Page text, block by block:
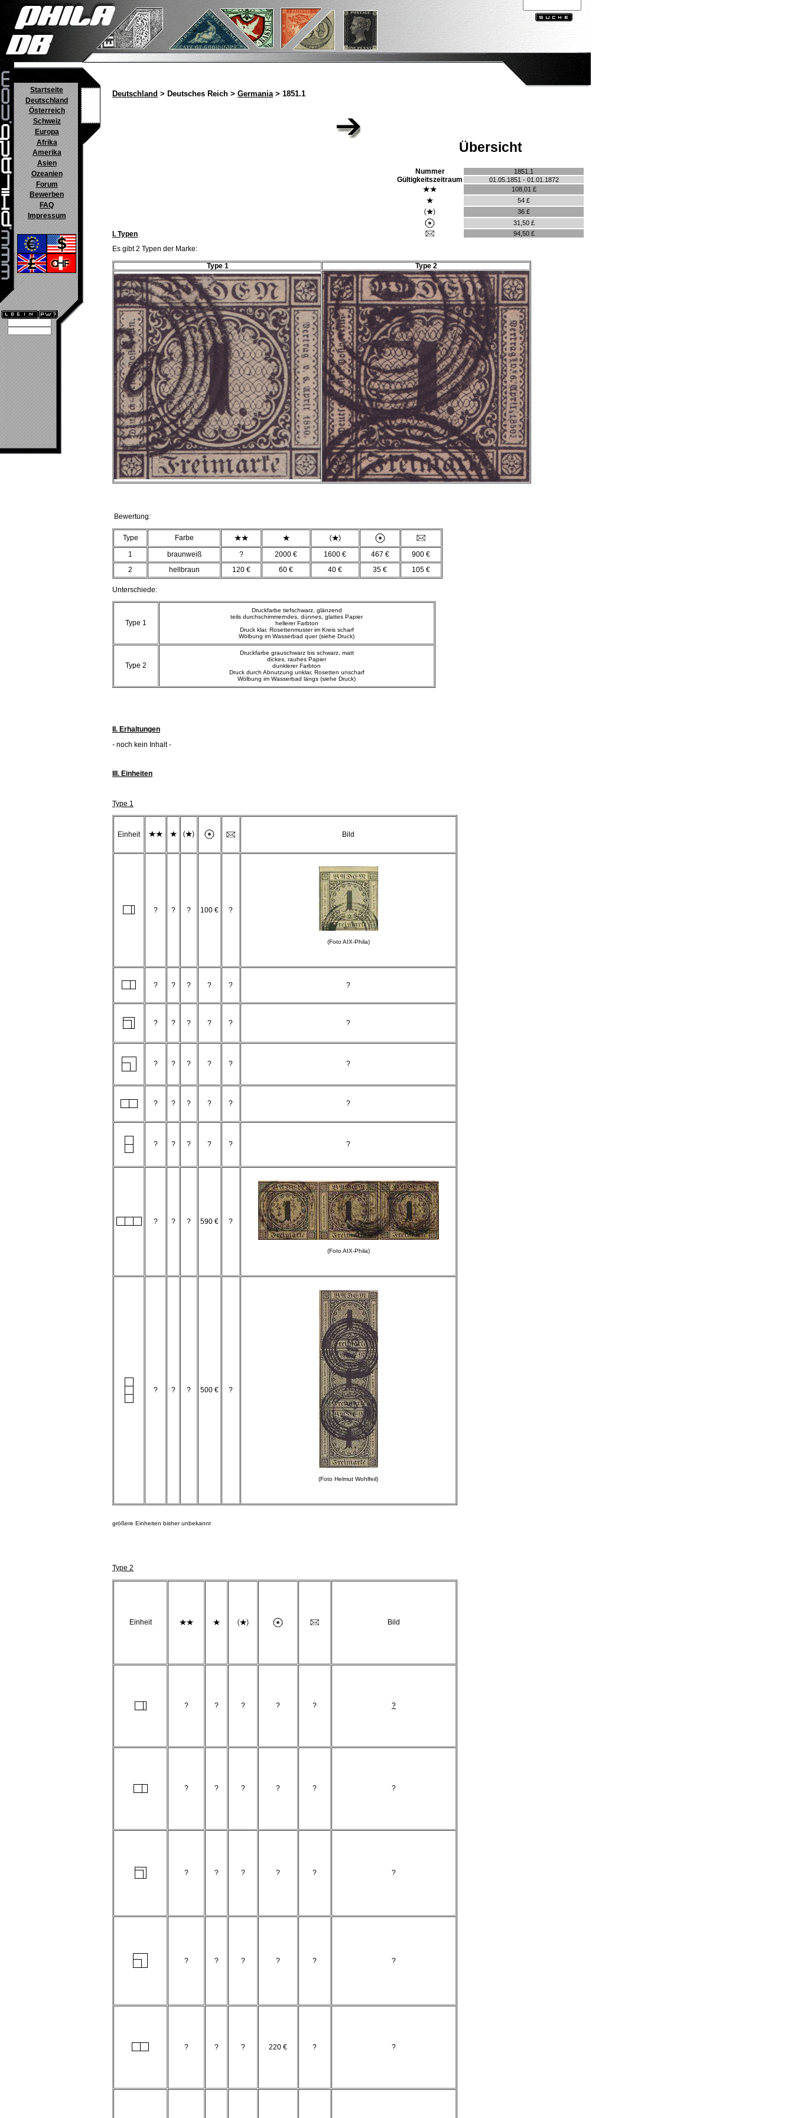
Startseite
Deutschland
Österreich
Schweiz
Europa
Afrika
Amerika
Asien
Ozeanien
Forum
Bewerben
FAQ
Impressum
Deutschland > Deutsches Reich > Germania> 1851.1
Übersicht
Nummer
1851.1
Gültigkeitszeitraum
01.05.1851 - 01.01.1872
108,01 £
54 £
36 £
31,50 £
94,50 £
I. Typen
Es gibt 2 Typen der Marke:
Type 1 Type 2
Bewertung:
Type Farbe
1 braunweiß ? 2000 € 1600 € 467 € 900 €
2 hellbraun 120 € 60 € 40 € 35 € 105 €
Unterschiede:
Type 1
Druckfarbe tiefschwarz, glänzend
teils durchschimmerndes, dünnes, glattes Papier
hellerer Farbton
Druck klar, Rosettenmuster im Kreis scharf
Wölbung im Wasserbad quer (siehe Druck)
Type 2
Druckfarbe grauschwarz bis schwarz, matt
dickes, rauhes Papier
dunklerer Farbton
Druck durch Abnutzung unklar, Rosetten unscharf
Wölbung im Wasserbad längs (siehe Druck)
II. Erhaltungen
- noch kein Inhalt -
III. Einheiten
Type 1
Einheit Bild
? ? ? 100 € ?
(Foto AIX-Phila)
? ? ? ? ? ?
? ? ? ? ? ?
? ? ? ? ? ?
? ? ? ? ? ?
? ? ? ? ? ?
? ? ? 590 € ?
(Foto AIX-Phila)
? ? ? 500 € ?
(Foto Helmut Wohlfeil)
größere Einheiten bisher unbekannt
Type 2
Einheit Bild
? ? ? ? ? ?
? ? ? ? ? ?
? ? ? ? ? ?
? ? ? ? ? ?
? ? ? 220 € ? ?